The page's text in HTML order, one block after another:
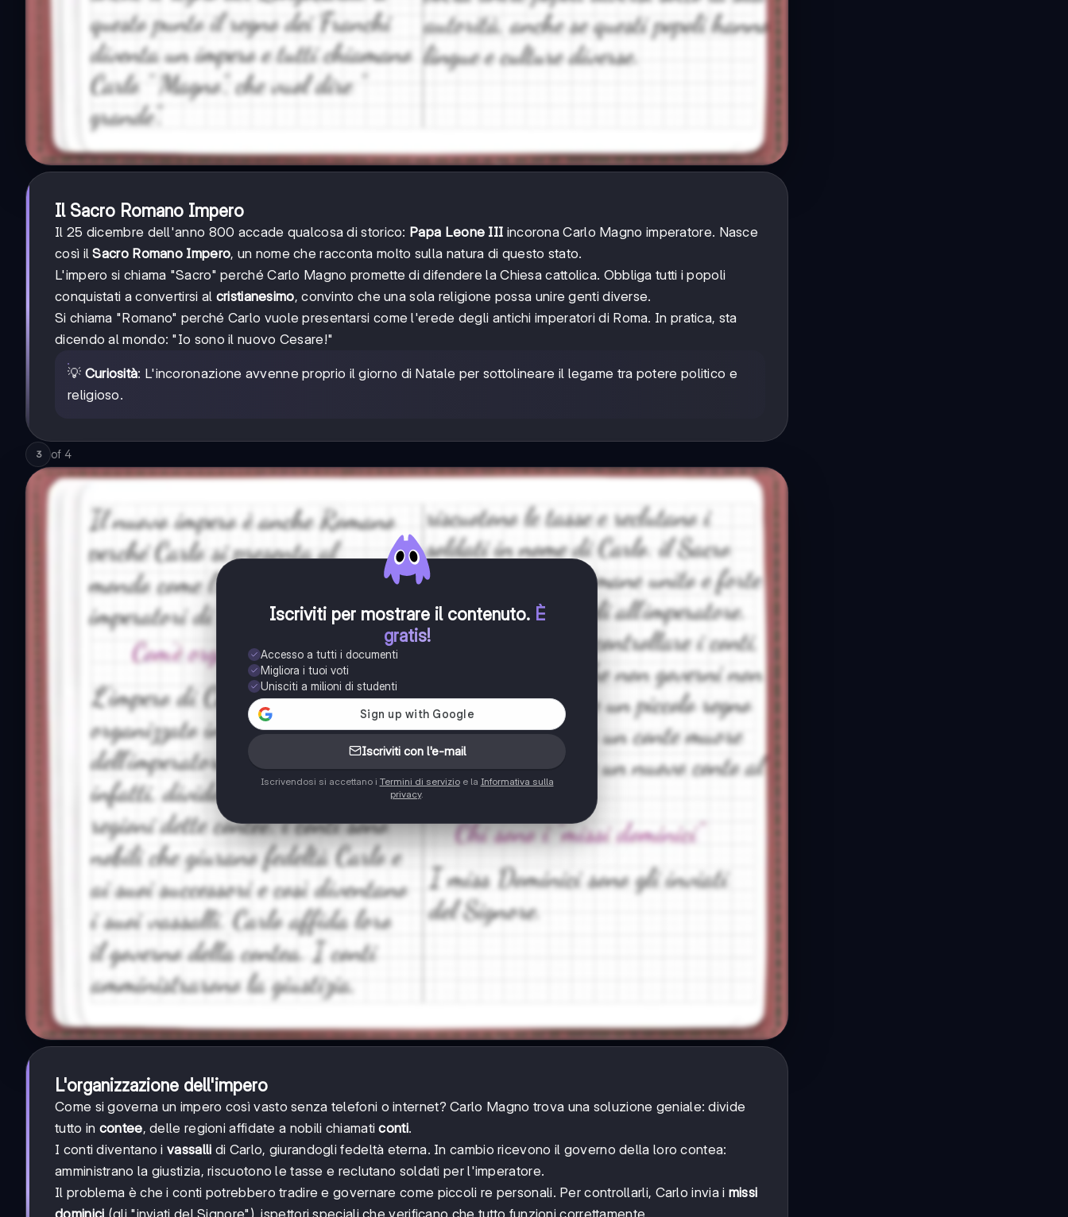
Il Sacro Romano Impero
Il 25 dicembre dell'anno 800 accade qualcosa di storico: Papa Leone III incorona Carlo Magno imperatore. Nasce
così ilSacro Romano Impero, un nome che racconta molto sulla natura di questo stato.
L'impero si chiama "Sacro" perché Carlo Magno promette di difendere la Chiesa cattolica. Obbliga tutti i popoli
conquistati a convertirsi al cristianesimo, convinto che una sola religione possa unire genti diverse.
Si chiama "Romano" perché Carlo vuole presentarsi come l'erede degli antichi imperatori di Roma. In pratica, sta
dicendo al mondo: "Io sono il nuovo Cesare!"
💡 Curiosità: L'incoronazione avvenne proprio il giorno di Natale per sottolineare il legame tra potere politico e
religioso.
3 of 4
Iscriviti per mostrare il contenuto. È
gratis!
Accesso a tutti i documenti
Migliora i tuoi voti
Unisciti a milioni di studenti
Iscriviti con l'e-mail
Iscrivendosi si accettano i Termini di servizioe la Informativa sulla
privacy.
L'organizzazione dell'impero
Come si governa un impero così vasto senza telefoni o internet? Carlo Magno trova una soluzione geniale: divide
tutto in contee, delle regioni affidate a nobili chiamaticonti.
I conti diventano i vassalli di Carlo, giurandogli fedeltà eterna. In cambio ricevono il governo della loro contea:
amministrano la giustizia, riscuotono le tasse e reclutano soldati per l'imperatore.
Il problema è che i conti potrebbero tradire e governare come piccoli re personali. Per controllarli, Carlo invia i missi
dominici (gli "inviati del Signore"), ispettori speciali che verificano che tutto funzioni correttamente.